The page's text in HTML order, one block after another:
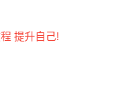
提升自己!